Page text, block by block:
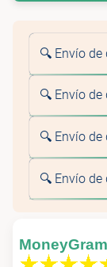
🔍 Envío de
🔍 Envío de
🔍 Envío de
🔍 Envío de